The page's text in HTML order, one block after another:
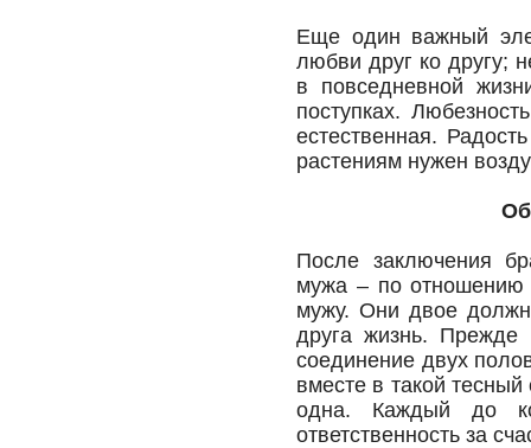
Еще один важный
любви друг ко другу;
в повседневной
поступках.
естественная.
растениям нужен
После заключения
мужа – по
мужу. Они двое
друга жизнь.
соединение двух
вместе в такой
одна. Каждый до
ответственность за